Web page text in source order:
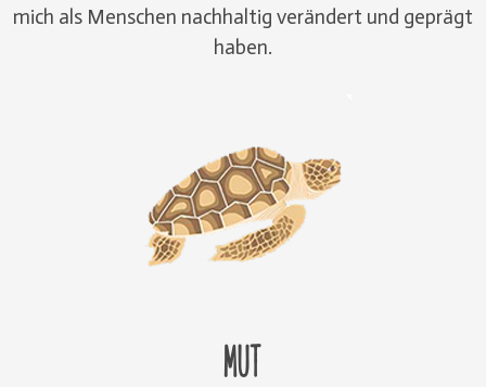
mich als Menschen nachhaltig verändert und geprägt
haben.
Mut